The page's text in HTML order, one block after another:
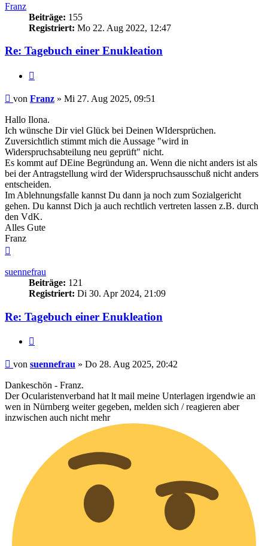
Franz
Beiträge: 155
Registriert: Mo 22. Aug 2022, 12:47
Re: Tagebuch einer Enukleation
Beitrag
von Franz » Mi 27. Aug 2025, 09:51
Hallo Ilona.
Ich wünsche Dir viel Glück bei Deinen WIdersprüchen.
Zuversichtlich stimmt mich die Aussage "wird in
Widerspruchsabteilung neu geprüft" nicht.
Es kommt auf DEine Begründung an. Wenn die nicht anders ist als
bei der Antragstellung wird der Widerspruchsausschuß nicht anders
entscheiden.
Im Ablehnungsfalle kannst Du dann ja noch zum Sozialgericht
gehen. Du kannst Dich ja auch rechtlich vertreten lassen z.B. durch
den VdK.
Alles Gute
Franz
suennefrau
Beiträge: 121
Registriert: Di 30. Apr 2024, 21:09
Re: Tagebuch einer Enukleation
Beitrag
von suennefrau » Do 28. Aug 2025, 20:42
Dankeschön - Franz.
Der Ocularistenverband hat lt mail meine Unterlagen irgendwie an
wen in Nürnberg weiter gegeben, melden sich / reagieren aber
inzwischen auch nicht mehr